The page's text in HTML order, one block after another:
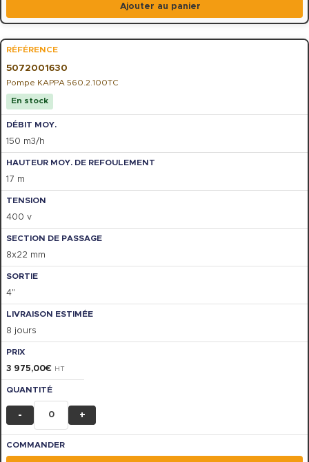
Ajouter au panier
5072001630
Pompe KAPPA 560.2.100TC
En stock
150 m3/h
17 m
400 v
8x22 mm
4"
8 jours
3 975,00€ HT
- +